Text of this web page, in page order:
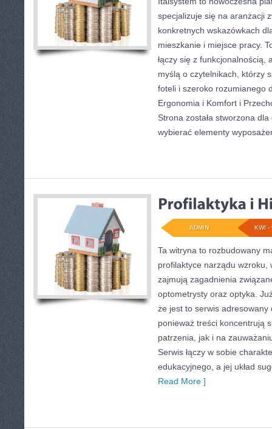
specjalizuje się na aranżacji
konkretnych wskazówkach
mieszkanie i miejsce pracy.
łączy się z funkcjonalnością,
myślą o czytelnikach, którzy
foteli i szeroko rozumianego
Ergonomia i Komfort i
Strona została stworzona
wybierać elementy
KWI -
ADMIN
Ta witryna to rozbudowany
profilaktyce narządu wzroku,
zajmują zagadnienia
optometrysty oraz optyka.
że jest to serwis
ponieważ treści koncentrują
patrzenia, jak i na
Serwis łączy w sobie
edukacyjnego, a jej układ
Read More ]